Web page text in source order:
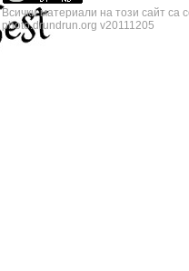
Всички материали на този сайт са
photo.drundrun.org v20111205